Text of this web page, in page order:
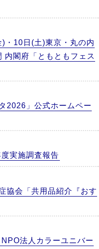
・10日(土)東京・丸の内
内閣府「ともともフェス
2026」公式ホームペー
実施調査報告
協会「共用品紹介『おす
法人カラーユニバー